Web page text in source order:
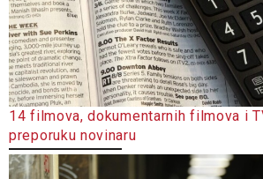
14 filmova, dokumentarnih filmova i
preporuku novinaru